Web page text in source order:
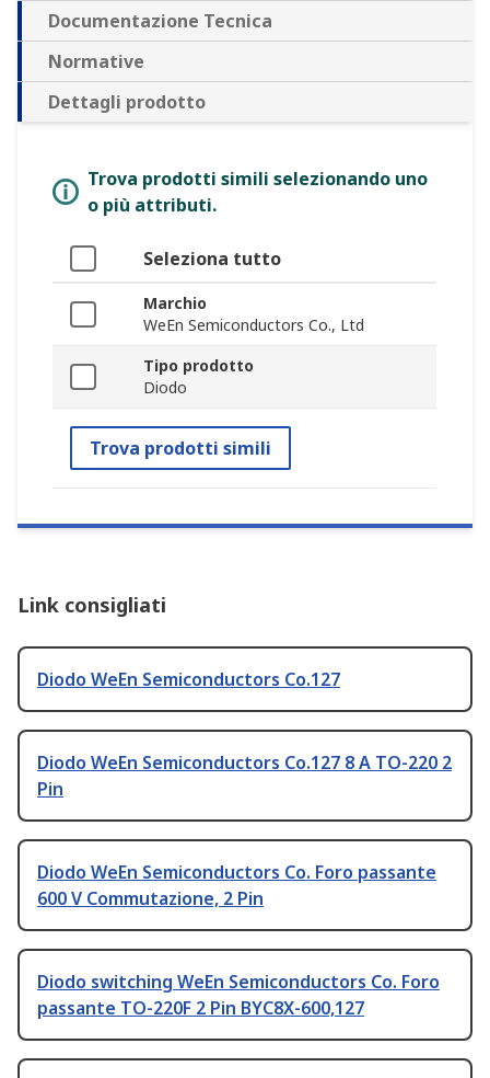
Documentazione Tecnica
Normative
Dettagli prodotto
Trova prodotti simili selezionando uno
o più attributi.
Seleziona tutto
Marchio
WeEn Semiconductors Co., Ltd
Tipo prodotto
Diodo
Trova prodotti simili
Link consigliati
Diodo WeEn Semiconductors Co.127
Diodo WeEn Semiconductors Co.127 8 A TO-220 2
Pin
Diodo WeEn Semiconductors Co. Foro passante
600 V Commutazione, 2 Pin
Diodo switching WeEn Semiconductors Co. Foro
passante TO-220F 2 Pin BYC8X-600,127